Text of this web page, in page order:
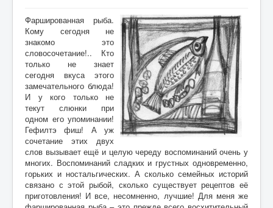
Фаршированная рыба.
Кому сегодня не
знакомо это
словосочетание!.. Кто
только не знает
сегодня вкуса этого
замечательного блюда!
И у кого только не
текут слюнки при
одном его упоминании!
Гефилтэ фиш! А уж
сочетание этих двух
слов вызывает ещё и целую череду воспоминаний очень у
многих. Воспоминаний сладких и грустных одновременно,
горьких и ностальгических. А сколько семейных историй
связано с этой рыбой, сколько существует рецептов её
приготовления! И все, несомненно, лучшие! Для меня же